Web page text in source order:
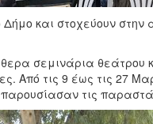
και στοχεύουν στην
σεμινάρια θεάτρου
Από τις 9 έως τις 27
τις